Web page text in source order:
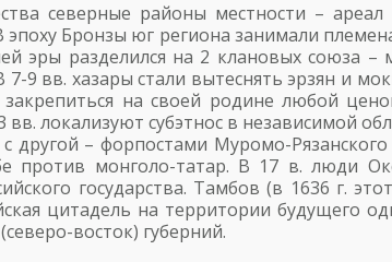
северные районы местности –
Бронзы юг региона занимали
эры разделился на 2 клановых союза –
7-9 вв. хазары стали вытеснять эрзян и
на своей родине любой
локализуют субэтнос в независимой
другой – форпостами Муромо-
против монголо-татар. В 17 в. люди
государства. Тамбов (в 1636 г.
цитадель на территории будущего
восток) губерний.